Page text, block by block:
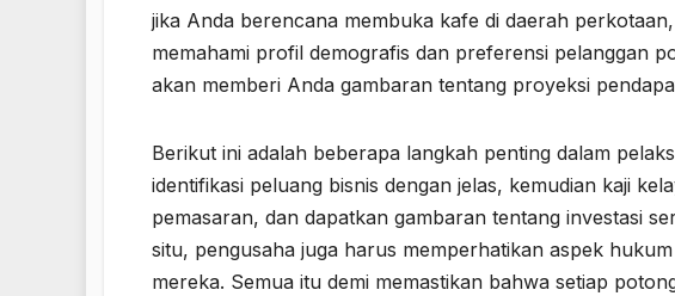
jika Anda berencana membuka kafe di daerah
memahami profil demografis dan preferensi pelanggan
akan memberi Anda gambaran tentang proyeksi
Berikut ini adalah beberapa langkah penting dalam
identifikasi peluang bisnis dengan jelas, kemudian kaji
pemasaran, dan dapatkan gambaran tentang investasi
situ, pengusaha juga harus memperhatikan aspek
mereka. Semua itu demi memastikan bahwa setiap